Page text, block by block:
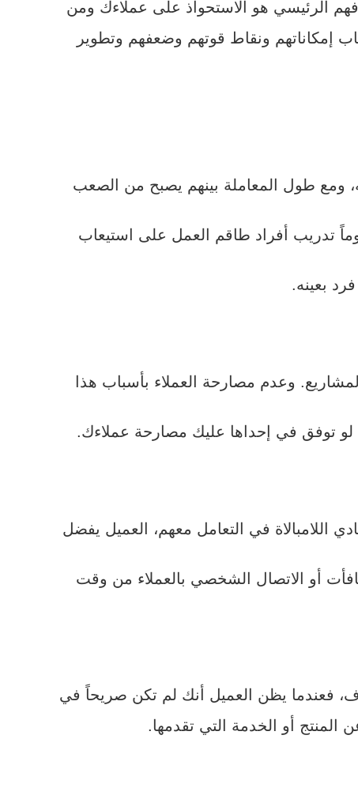
الرئيسي هو الاستحواذ على عملاءك ومن
إمكاناتهم ونقاط قوتهم وضعفهم وتطوير
ومع طول المعاملة بينهم يصبح من الصعب
تدريب أفراد طاقم العمل على استيعاب
بعينه.
وعدم مصارحة العملاء بأسباب هذا
توفق في إحداها عليك مصارحة عملاءك.
اللامبالاة في التعامل معهم، العميل يفضل
أو الاتصال الشخصي بالعملاء من وقت
فعندما يظن العميل أنك لم تكن صريحاً في
أو الخدمة التي تقدمها.